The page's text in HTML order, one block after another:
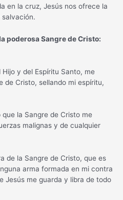
en la cruz, Jesús nos ofrece la
poderosa Sangre de Cristo:
Hijo y del Espíritu Santo, me
de Cristo, sellando mi espíritu,
la Sangre de Cristo me
malignas y de cualquier
de la Sangre de Cristo, que es
arma formada en mi contra
Jesús me guarda y libra de todo